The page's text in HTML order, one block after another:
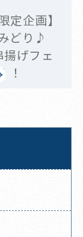
定企画】
どり♪
げフェ
！